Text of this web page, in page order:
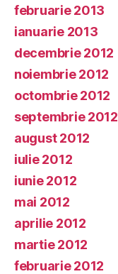
februarie 2013
ianuarie 2013
decembrie 2012
noiembrie 2012
octombrie 2012
septembrie 2012
august 2012
iulie 2012
iunie 2012
mai 2012
aprilie 2012
martie 2012
februarie 2012